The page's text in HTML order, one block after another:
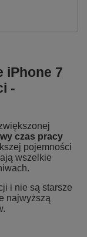
iPhone 7
-
czas pracy
pojemności
wszelkie
i nie są starsze
najwyższą